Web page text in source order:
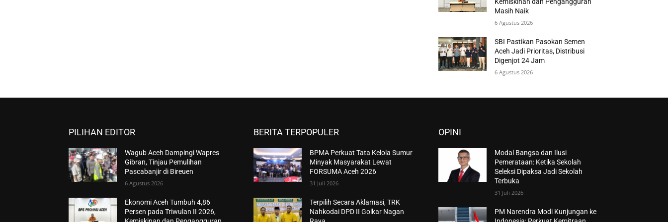
Masih Naik
6 Agustus 2026
SBI Pastikan Pasokan Semen
Aceh Jadi Prioritas, Distribusi
Digenjot 24 Jam
6 Agustus 2026
PILIHAN EDITOR
Wagub Aceh Dampingi Wapres
Gibran, Tinjau Pemulihan
Pascabanjir di Bireuen
6 Agustus 2026
Ekonomi Aceh Tumbuh 4,86
Persen pada Triwulan II 2026,
BERITA TERPOPULER
BPMA Perkuat Tata Kelola Sumur
Minyak Masyarakat Lewat
FORSUMA Aceh 2026
31 Juli 2026
Terpilih Secara Aklamasi, TRK
Nahkodai DPD II Golkar Nagan
OPINI
Modal Bangsa dan Ilusi
Pemerataan: Ketika Sekolah
Seleksi Dipaksa Jadi Sekolah
Terbuka
31 Juli 2026
PM Narendra Modi Kunjungan ke